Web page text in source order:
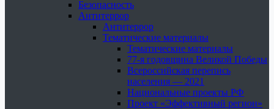
Безопасность
Антитеррор
Антитеррор
Тематические материалы
Тематические материалы
77-я годовщина Великой Победы
Всероссийская перепись
населения — 2021
Национальные проекты РФ
Проект «Эффективный регион»